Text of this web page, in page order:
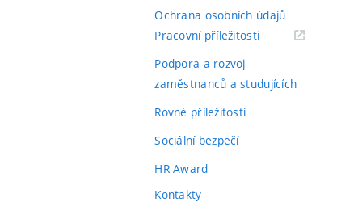
Ochrana osobních údajů
Pracovní příležitosti(externí
Podpora a rozvoj
zaměstnanců a studujících
Rovné příležitosti
Sociální bezpečí
HR Award
Kontakty